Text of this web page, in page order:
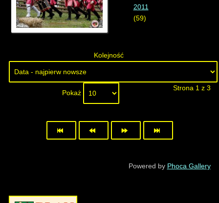
2011
(59)
Kolejność
Pokaż
Strona 1 z 3
Powered by Phoca Gallery